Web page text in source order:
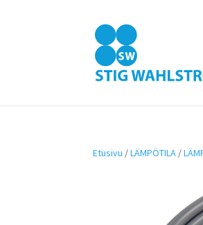
Etusivu /LÄMPÖTILA /